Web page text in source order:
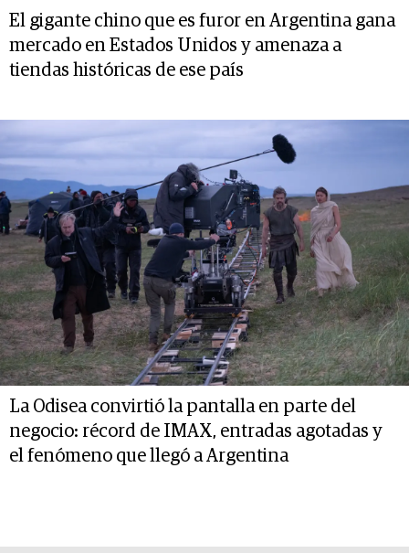
El gigante chino que es furor en Argentina gana
mercado en Estados Unidos y amenaza a
tiendas históricas de ese país
La Odisea convirtió la pantalla en parte del
negocio: récord de IMAX, entradas agotadas y
el fenómeno que llegó a Argentina